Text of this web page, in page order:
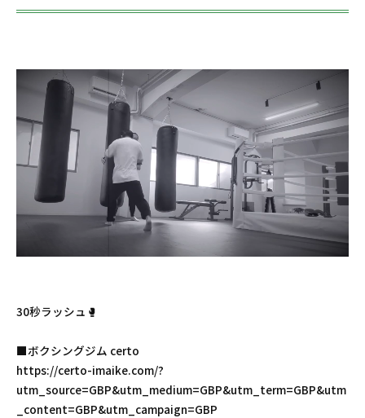
30秒ラッシュ🥊
■ボクシングジム certo
https://certo-imaike.com/?
utm_source=GBP&utm_medium=GBP&utm_term=GBP&utm
_content=GBP&utm_campaign=GBP